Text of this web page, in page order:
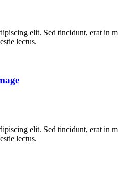
elit. Sed tincidunt, erat in
lectus.
elit. Sed tincidunt, erat in
lectus.